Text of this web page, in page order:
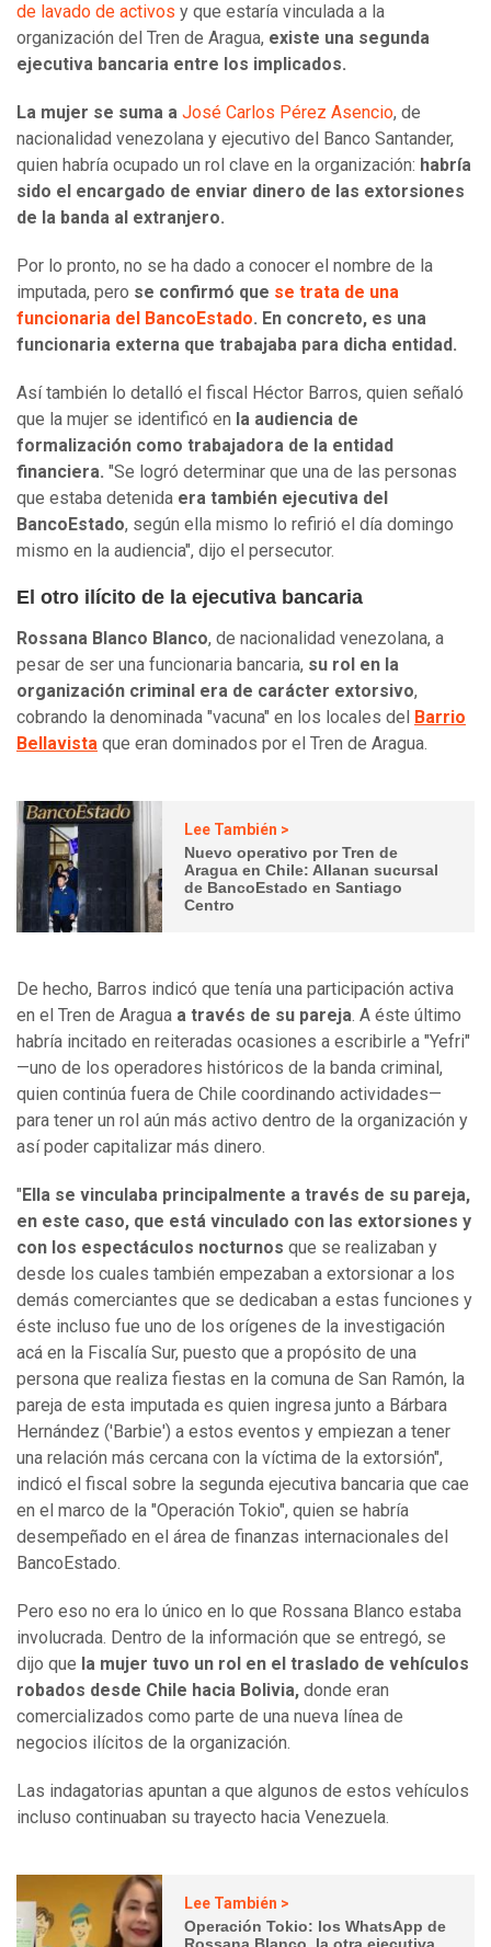
de lavado de activos y que estaría vinculada a la
organización del Tren de Aragua, existe una segunda
ejecutiva bancaria entre los implicados.
La mujer se suma a José Carlos Pérez Asencio, de
nacionalidad venezolana y ejecutivo del Banco Santander,
quien habría ocupado un rol clave en la organización: habría
sido el encargado de enviar dinero de las extorsiones
de la banda al extranjero.
Por lo pronto, no se ha dado a conocer el nombre de la
imputada, pero se confirmó que se trata de una
funcionaria del BancoEstado. En concreto, es una
funcionaria externa que trabajaba para dicha entidad.
Así también lo detalló el fiscal Héctor Barros, quien señaló
que la mujer se identificó en la audiencia de
formalización como trabajadora de la entidad
financiera. "Se logró determinar que una de las personas
que estaba detenida era también ejecutiva del
BancoEstado, según ella mismo lo refirió el día domingo
mismo en la audiencia", dijo el persecutor.
El otro ilícito de la ejecutiva bancaria
Rossana Blanco Blanco, de nacionalidad venezolana, a
pesar de ser una funcionaria bancaria, su rol en la
organización criminal era de carácter extorsivo,
cobrando la denominada "vacuna" en los locales del Barrio
Bellavista que eran dominados por el Tren de Aragua.
Lee También >
Nuevo operativo por Tren de
Aragua en Chile: Allanan sucursal
de BancoEstado en Santiago
Centro
De hecho, Barros indicó que tenía una participación activa
en el Tren de Aragua a través de su pareja. A éste último
habría incitado en reiteradas ocasiones a escribirle a "Yefri"
—uno de los operadores históricos de la banda criminal,
quien continúa fuera de Chile coordinando actividades—
para tener un rol aún más activo dentro de la organización y
así poder capitalizar más dinero.
"Ella se vinculaba principalmente a través de su pareja,
en este caso, que está vinculado con las extorsiones y
con los espectáculos nocturnos que se realizaban y
desde los cuales también empezaban a extorsionar a los
demás comerciantes que se dedicaban a estas funciones y
éste incluso fue uno de los orígenes de la investigación
acá en la Fiscalía Sur, puesto que a propósito de una
persona que realiza fiestas en la comuna de San Ramón, la
pareja de esta imputada es quien ingresa junto a Bárbara
Hernández ('Barbie') a estos eventos y empiezan a tener
una relación más cercana con la víctima de la extorsión",
indicó el fiscal sobre la segunda ejecutiva bancaria que cae
en el marco de la "Operación Tokio", quien se habría
desempeñado en el área de finanzas internacionales del
BancoEstado.
Pero eso no era lo único en lo que Rossana Blanco estaba
involucrada. Dentro de la información que se entregó, se
dijo que la mujer tuvo un rol en el traslado de vehículos
robados desde Chile hacia Bolivia, donde eran
comercializados como parte de una nueva línea de
negocios ilícitos de la organización.
Las indagatorias apuntan a que algunos de estos vehículos
incluso continuaban su trayecto hacia Venezuela.
Lee También >
Operación Tokio: los WhatsApp de
Rossana Blanco, la otra ejecutiva